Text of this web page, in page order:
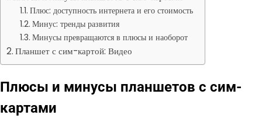
Плюс: доступность интернета и его стоимость
Минус: тренды развития
Минусы превращаются в плюсы и наоборот
Планшет с сим-картой: Видео
Плюсы и минусы планшетов с сим-
картами